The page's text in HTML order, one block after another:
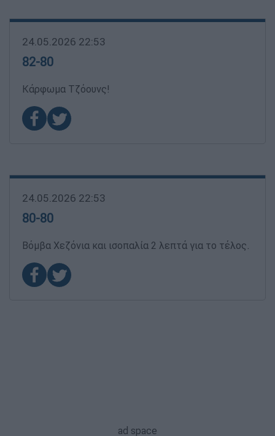
24.05.2026 22:53
82-80
Κάρφωμα Τζόουνς!
24.05.2026 22:53
80-80
Βόμβα Χεζόνια και ισοπαλία 2 λεπτά για το τέλος.